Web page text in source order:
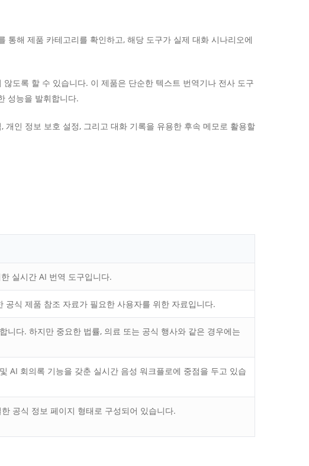
해 제품 카테고리를 확인하고, 해당 도구가 실제 대화 시나리오에
도록 할 수 있습니다. 이 제품은 단순한 텍스트 번역기나 전사 도구
성능을 발휘합니다.
인 정보 보호 설정, 그리고 대화 기록을 유용한 후속 메모로 활용할
실시간 AI 번역 도구입니다.
식 제품 참조 자료가 필요한 사용자를 위한 자료입니다.
다. 하지만 중요한 법률, 의료 또는 공식 행사와 같은 경우에는
AI 회의록 기능을 갖춘 실시간 음성 워크플로에 중점을 두고 있습
공식 정보 페이지 형태로 구성되어 있습니다.